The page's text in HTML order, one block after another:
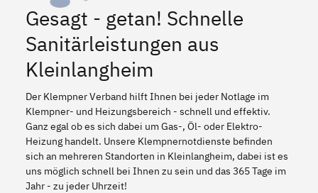
Gesagt - getan! Schnelle
Sanitärleistungen aus
Kleinlangheim
Der Klempner Verband hilft Ihnen bei jeder Notlage im
Klempner- und Heizungsbereich - schnell und effektiv.
Ganz egal ob es sich dabei um Gas-, Öl- oder Elektro-
Heizung handelt. Unsere Klempnernotdienste befinden
sich an mehreren Standorten in Kleinlangheim, dabei ist es
uns möglich schnell bei Ihnen zu sein und das 365 Tage im
Jahr - zu jeder Uhrzeit!